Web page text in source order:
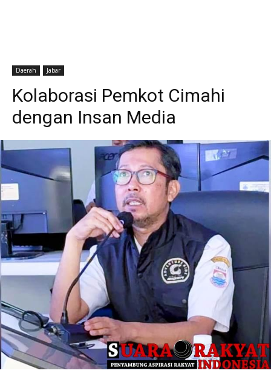
Daerah Jabar
Kolaborasi Pemkot Cimahi
dengan Insan Media